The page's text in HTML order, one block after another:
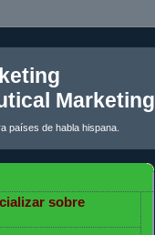
Marketing
países de habla hispana.
sobre